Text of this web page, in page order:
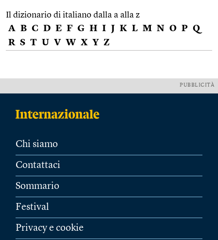
Il dizionario di italiano dalla a alla z
A B C D E F G H I J K L M N O P Q
R S T U V W X Y Z
PUBBLICITÀ
Chi siamo
Contattaci
Sommario
Festival
Privacy e cookie